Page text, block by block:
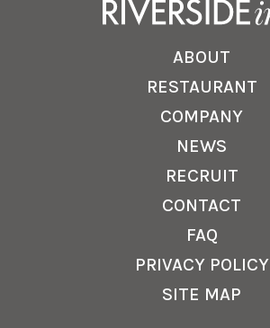
ABOUT
RESTAURANT
COMPANY
NEWS
RECRUIT
CONTACT
FAQ
PRIVACY POLICY
SITE MAP